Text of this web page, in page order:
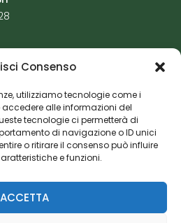
Consenso
utilizziamo tecnologie come i
alle informazioni del
tecnologie ci permetterà di
di navigazione o ID unici
o ritirare il consenso può influire
e funzioni.
ACCETTA